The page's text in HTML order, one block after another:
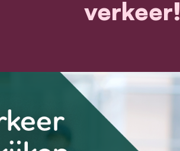
verkeer!